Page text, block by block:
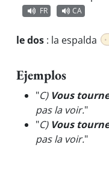
FR CA
le dos : la espalda
Ejemplos
"C) Vous
pas la voir."
"C) Vous
pas la voir."